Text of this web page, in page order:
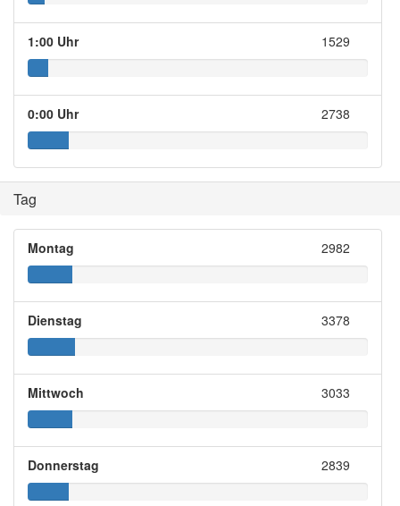
1:00 Uhr 1529
0:00 Uhr 2738
Tag
Montag 2982
Dienstag 3378
Mittwoch 3033
Donnerstag 2839